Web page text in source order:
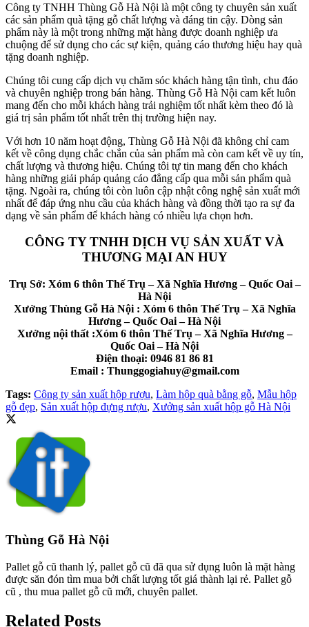
Công ty TNHH Thùng Gỗ Hà Nội là một công ty chuyên sản xuất
các sản phẩm quà tặng gỗ chất lượng và đáng tin cậy. Dòng sản
phẩm này là một trong những mặt hàng được doanh nghiệp ưa
chuộng để sử dụng cho các sự kiện, quảng cáo thương hiệu hay quà
tặng doanh nghiệp.
Chúng tôi cung cấp dịch vụ chăm sóc khách hàng tận tình, chu đáo
và chuyên nghiệp trong bán hàng. Thùng Gỗ Hà Nội cam kết luôn
mang đến cho mỗi khách hàng trải nghiệm tốt nhất kèm theo đó là
giá trị sản phẩm tốt nhất trên thị trường hiện nay.
Với hơn 10 năm hoạt động, Thùng Gỗ Hà Nội đã không chỉ cam
kết về công dụng chắc chắn của sản phẩm mà còn cam kết về uy tín,
chất lượng và thương hiệu. Chúng tôi tự tin mang đến cho khách
hàng những giải pháp quảng cáo đẳng cấp qua mỗi sản phẩm quà
tặng. Ngoài ra, chúng tôi còn luôn cập nhật công nghệ sản xuất mới
nhất để đáp ứng nhu cầu của khách hàng và đồng thời tạo ra sự đa
dạng về sản phẩm để khách hàng có nhiều lựa chọn hơn.
CÔNG TY TNHH DỊCH VỤ SẢN XUẤT VÀ
THƯƠNG MẠI AN HUY
Trụ Sở: Xóm 6 thôn Thế Trụ – Xã Nghĩa Hương – Quốc Oai –
Hà Nội
Xưởng Thùng Gỗ Hà Nội : Xóm 6 thôn Thế Trụ – Xã Nghĩa
Hương – Quốc Oai – Hà Nội
Xưởng nội thất :Xóm 6 thôn Thế Trụ – Xã Nghĩa Hương –
Quốc Oai – Hà Nội
Điện thoại: 0946 81 86 81
Email : Thunggogiahuy@gmail.com
Tags: Công ty sản xuất hộp rượu, Làm hộp quà bằng gỗ, Mẫu hộp
gỗ đẹp, Sản xuất hộp đựng rượu, Xưởng sản xuất hộp gỗ Hà Nội
Thùng Gỗ Hà Nội
Pallet gỗ cũ thanh lý, pallet gỗ cũ đã qua sử dụng luôn là mặt hàng
được săn đón tìm mua bởi chất lượng tốt giá thành lại rẻ. Pallet gỗ
cũ , thu mua pallet gỗ cũ mới, chuyên pallet.
Related Posts